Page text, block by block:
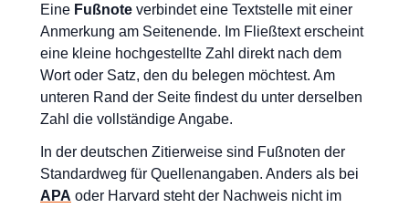
Eine Fußnote verbindet eine Textstelle mit einer
Anmerkung am Seitenende. Im Fließtext erscheint
eine kleine hochgestellte Zahl direkt nach dem
Wort oder Satz, den du belegen möchtest. Am
unteren Rand der Seite findest du unter derselben
Zahl die vollständige Angabe.
In der deutschen Zitierweise sind Fußnoten der
Standardweg für Quellenangaben. Anders als bei
APA oder Harvard steht der Nachweis nicht im